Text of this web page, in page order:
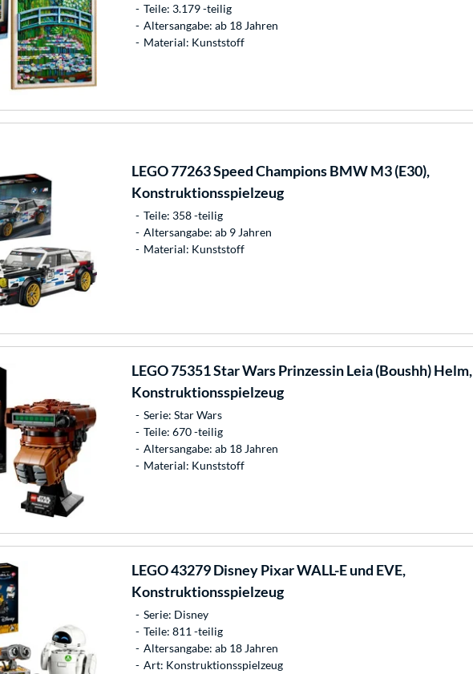
Teile: 3.179 -teilig
Altersangabe: ab 18 Jahren
Material: Kunststoff
LEGO77263 Speed Champions BMW M3 (E30),
Konstruktionsspielzeug
Teile: 358 -teilig
Altersangabe: ab 9 Jahren
Material: Kunststoff
LEGO75351 Star Wars Prinzessin Leia (Boushh) Helm,
Konstruktionsspielzeug
Serie: Star Wars
Teile: 670 -teilig
Altersangabe: ab 18 Jahren
Material: Kunststoff
LEGO43279 Disney Pixar WALL-E und EVE,
Konstruktionsspielzeug
Serie: Disney
Teile: 811 -teilig
Altersangabe: ab 18 Jahren
Art: Konstruktionsspielzeug